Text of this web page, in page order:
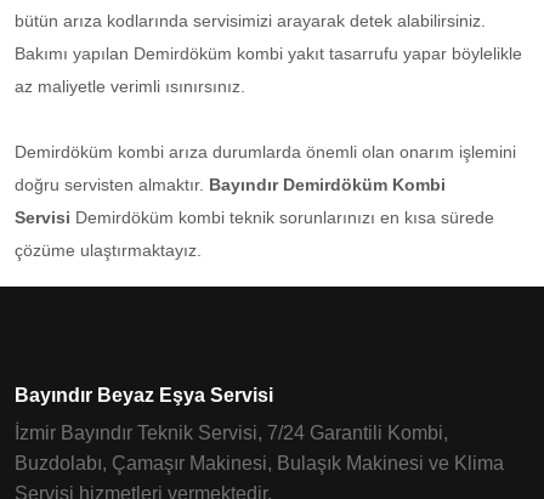
bütün arıza kodlarında servisimizi arayarak detek alabilirsiniz.
Bakımı yapılan Demirdöküm kombi yakıt tasarrufu yapar böylelikle
az maliyetle verimli ısınırsınız.
Demirdöküm kombi arıza durumlarda önemli olan onarım işlemini
doğru servisten almaktır. Bayındır Demirdöküm Kombi
Servisi Demirdöküm kombi teknik sorunlarınızı en kısa sürede
çözüme ulaştırmaktayız.
Bayındır Beyaz Eşya Servisi
İzmir Bayındır Teknik Servisi, 7/24 Garantili Kombi,
Buzdolabı, Çamaşır Makinesi, Bulaşık Makinesi ve Klima
Servisi hizmetleri vermektedir.